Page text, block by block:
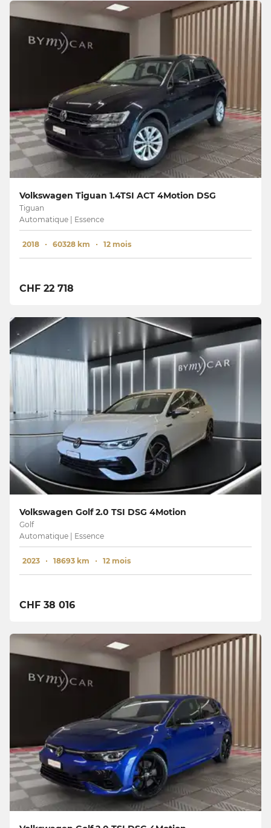
Volkswagen Tiguan 1.4TSI ACT 4Motion DSG
Tiguan
Automatique | Essence
2018 60328 km 12 mois
CHF 22 718
Volkswagen Golf 2.0 TSI DSG 4Motion
Golf
Automatique | Essence
2023 18693 km 12 mois
CHF 38 016